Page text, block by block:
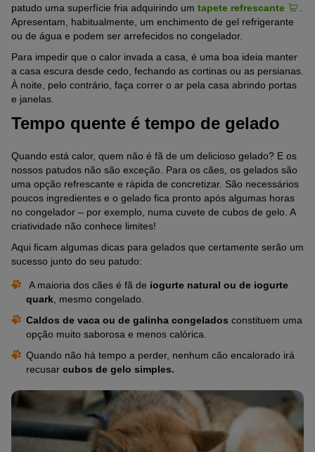
patudo uma superfície fria adquirindo um tapete refrescante
Apresentam, habitualmente, um enchimento de gel refrigerante
ou de água e podem ser arrefecidos no congelador.
Para impedir que o calor invada a casa, é uma boa ideia manter
a casa escura desde cedo, fechando as cortinas ou as persianas.
À noite, pelo contrário, faça correr o ar pela casa abrindo portas
e janelas.
Tempo quente é tempo de gelado
Quando está calor, quem não é fã de um delicioso gelado? E os
nossos patudos não são exceção. Para os cães, os gelados são
uma opção refrescante e rápida de concretizar. São necessários
poucos ingredientes e o gelado fica pronto após algumas horas
no congelador – por exemplo, numa cuvete de cubos de gelo. A
criatividade não conhece limites!
Aqui ficam algumas dicas para gelados que certamente serão um
sucesso junto do seu patudo:
A maioria dos cães é fã de iogurte natural ou de iogurte
quark , mesmo congelado.
Caldos de vaca ou de galinha congelados constituem uma
opção muito saborosa e menos calórica.
Quando não há tempo a perder, nenhum cão encalorado irá
recusar cubos de gelo simples.